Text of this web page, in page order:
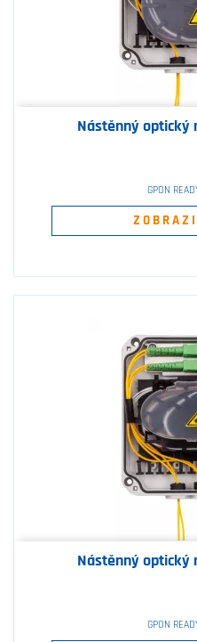
Nástěnný optický
GPON
Nástěnný optický
GPON